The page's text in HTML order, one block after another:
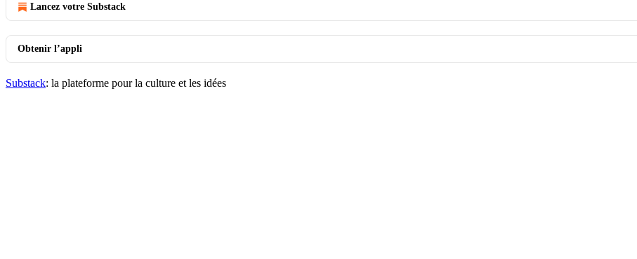
Lancez votre Substack
Obtenir l’appli
Substack: la plateforme pour la culture et les idées